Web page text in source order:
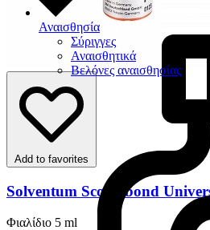
Αναισθησία
Σύριγγες
Αναισθητικά
Βελόνες αναισθησίας
Add to favorites
Solventum Scotchbond
Φιαλίδιο 5 ml